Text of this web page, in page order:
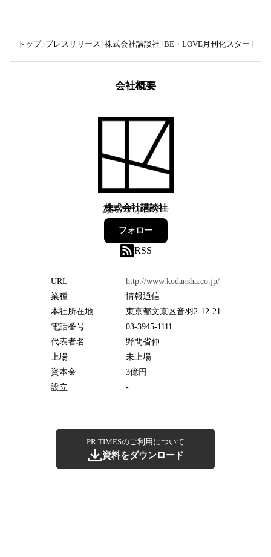
トップ プレスリリース 株式会社講談社 BE・LOVE月刊化 スタート！
会社概要
株式会社講談社
2,567フォロワー
フォロー
RSS
URL
http://www.kodansha.co.jp/
業種
情報通信
本社所在地
東京都文京区音羽2-12-21
電話番号
03-3945-1111
代表者名
野間省伸
上場
未上場
資本金
3億円
設立
-
PR TIMESのご利用について
資料をダウンロード